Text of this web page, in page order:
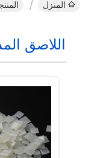
المنزل
اللاصق